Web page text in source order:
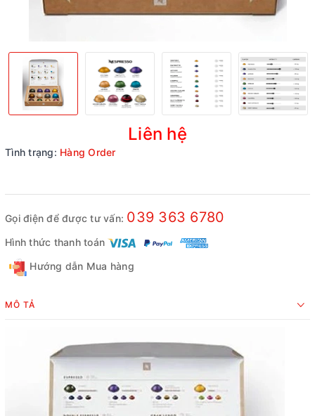
Liên hệ
Tình trạng: Hàng Order
Gọi điện để được tư vấn: 039 363 6780
Hình thức thanh toán
Hướng dẫn Mua hàng
MÔ TẢ